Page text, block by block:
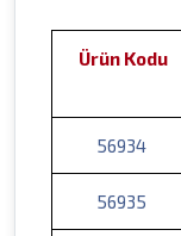
Ürün Kodu
56934
56935